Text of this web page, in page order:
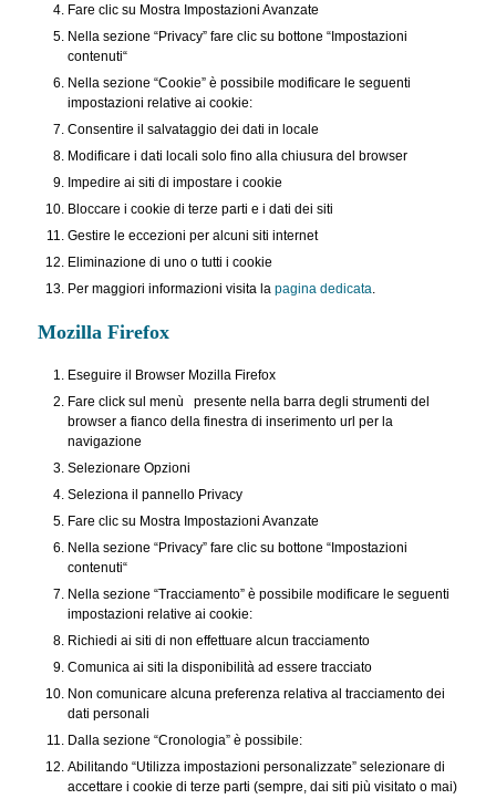
Fare clic su Mostra Impostazioni Avanzate
Nella sezione “Privacy” fare clic su bottone “Impostazioni
contenuti“
Nella sezione “Cookie” è possibile modificare le seguenti
impostazioni relative ai cookie:
Consentire il salvataggio dei dati in locale
Modificare i dati locali solo fino alla chiusura del browser
Impedire ai siti di impostare i cookie
Bloccare i cookie di terze parti e i dati dei siti
Gestire le eccezioni per alcuni siti internet
Eliminazione di uno o tutti i cookie
Per maggiori informazioni visita la pagina dedicata
Mozilla Firefox
Eseguire il Browser Mozilla Firefox
Fare click sul menù presente nella barra degli strumenti del
browser a fianco della finestra di inserimento url per la
navigazione
Selezionare Opzioni
Seleziona il pannello Privacy
Fare clic su Mostra Impostazioni Avanzate
Nella sezione “Privacy” fare clic su bottone “Impostazioni
contenuti“
Nella sezione “Tracciamento” è possibile modificare le seguenti
impostazioni relative ai cookie:
Richiedi ai siti di non effettuare alcun tracciamento
Comunica ai siti la disponibilità ad essere tracciato
Non comunicare alcuna preferenza relativa al tracciamento dei
dati personali
Dalla sezione “Cronologia” è possibile:
Abilitando “Utilizza impostazioni personalizzate” selezionare di
accettare i cookie di terze parti (sempre, dai siti più visitato o mai)